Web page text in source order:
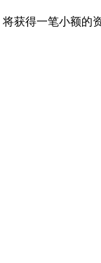
获得一笔小额的